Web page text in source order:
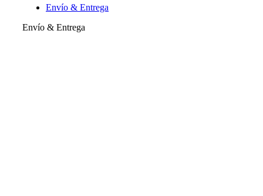
Envío & Entrega
Envío & Entrega